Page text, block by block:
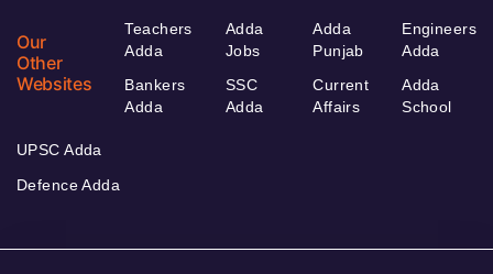
Our
Other
Websites
Teachers
Adda
Bankers
Adda
Adda
Jobs
SSC
Adda
Adda
Punjab
Current
Affairs
Engineers
Adda
Adda
School
UPSC Adda
Defence Adda